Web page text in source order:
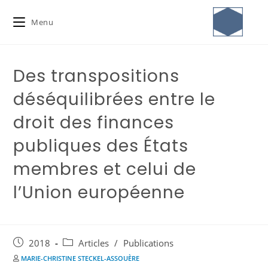
Menu
Des transpositions
déséquilibrées entre le
droit des finances
publiques des États
membres et celui de
l’Union européenne
2018 Articles / Publications
MARIE-CHRISTINE STECKEL-ASSOUÈRE